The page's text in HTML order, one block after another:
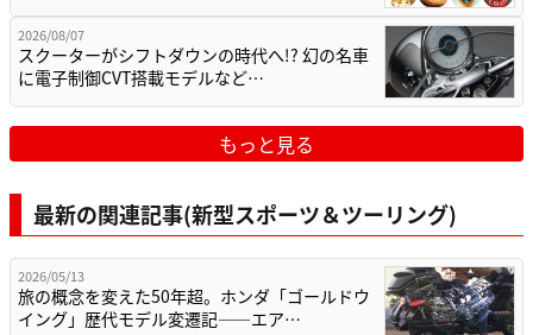
2026/08/07
スクーターがシフトダウンの時代へ!? 幻の名車
に電子制御CVT搭載モデルなど…
もっと見る
最新の関連記事(新型スポーツ＆ツーリング)
2026/05/13
旅の概念を変えた50年超。ホンダ「ゴールドウ
イング」歴代モデル変遷記——エア…